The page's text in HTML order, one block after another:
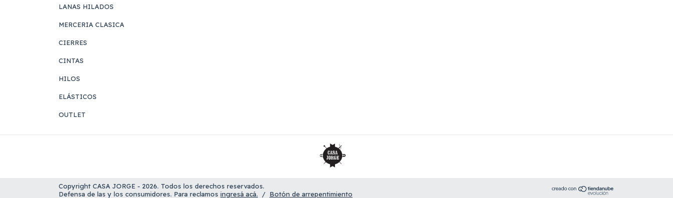
LANAS HILADOS
MERCERIA CLASICA
CIERRES
CINTAS
HILOS
ELÁSTICOS
OUTLET
Copyright CASA JORGE - 2026. Todos los derechos reservados.
Defensa de las y los consumidores. Para reclamos ingresá acá. / Botón de arrepentimiento